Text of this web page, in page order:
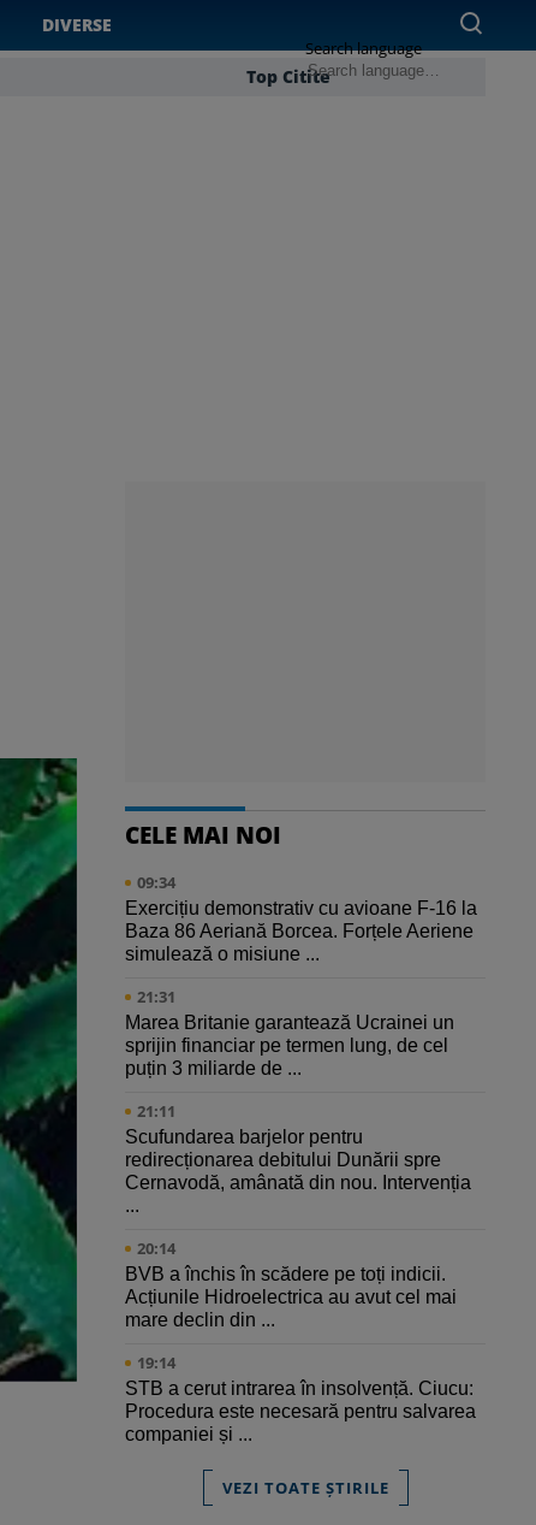
DIVERSE
Top Citite
Search language
CELE MAI NOI
09:34
Exercițiu demonstrativ cu avioane F-16 la
Baza 86 Aeriană Borcea. Forțele Aeriene
simulează o misiune ...
21:31
Marea Britanie garantează Ucrainei un
sprijin financiar pe termen lung, de cel
puțin 3 miliarde de ...
21:11
Scufundarea barjelor pentru
redirecționarea debitului Dunării spre
Cernavodă, amânată din nou. Intervenția
...
20:14
BVB a închis în scădere pe toți indicii.
Acțiunile Hidroelectrica au avut cel mai
mare declin din ...
19:14
STB a cerut intrarea în insolvență. Ciucu:
Procedura este necesară pentru salvarea
companiei și ...
VEZI TOATE ȘTIRILE